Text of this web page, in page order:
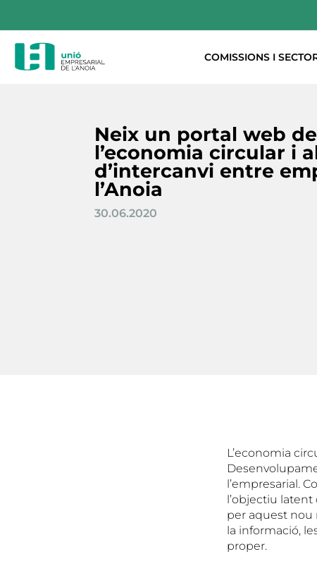
COMISSIONS I
Neix un portal web
l’economia circular i
d’intercanvi entre
l’Anoia
30.06.2020
L’economia
l’empresarial.
l’objectiu
per aquest
la informació,
proper.